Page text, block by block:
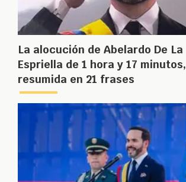
La alocución de Abelardo De La
Espriella de 1 hora y 17 minutos,
resumida en 21 frases